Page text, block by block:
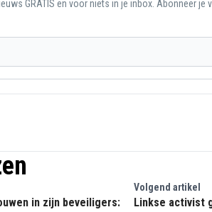
GRATIS en voor niets in je inbox. Abonneer je
in zijn beveiligers:
Volgend artikel
Linkse activist